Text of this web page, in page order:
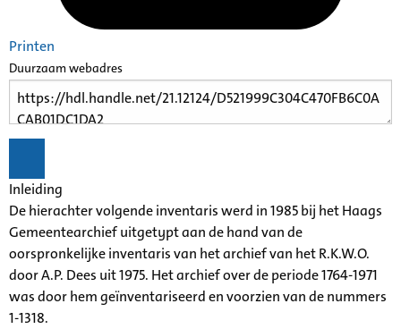
Printen
Duurzaam webadres
Inleiding
De hierachter volgende inventaris werd in 1985 bij het Haags
Gemeentearchief uitgetypt aan de hand van de
oorspronkelijke inventaris van het archief van het R.K.W.O.
door A.P. Dees uit 1975. Het archief over de periode 1764-1971
was door hem geïnventariseerd en voorzien van de nummers
1-1318.